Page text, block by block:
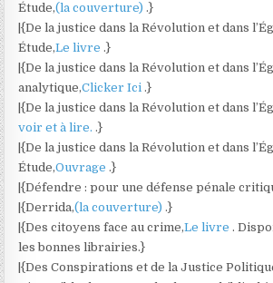
Étude,(la couverture).}
|{De la justice dans la Révolution et dans
Étude,Le livre.}
|{De la justice dans la Révolution et dans
analytique,Clicker Ici.}
|{De la justice dans la Révolution et dans
voir et à lire..}
|{De la justice dans la Révolution et dans
Étude,Ouvrage.}
|{Défendre : pour une défense pénale
|{Derrida,(la couverture).}
|{Des citoyens face au crime,Le livre.
les bonnes librairies.}
|{Des Conspirations et de la Justice